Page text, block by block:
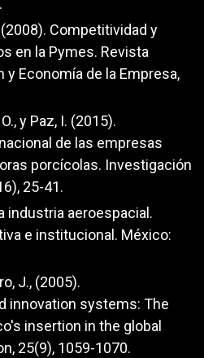
(2008). Competitividad y
en la Pymes. Revista
y Economía de la Empresa,
y Paz, I. (2015).
de las empresas
porcícolas. Investigación
25-41.
industria aeroespacial.
e institucional. México:
J., (2005).
innovation systems: The
insertion in the global
25(9), 1059-1070.